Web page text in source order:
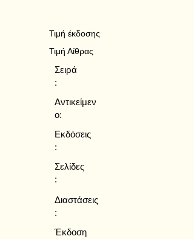
Τιμή έκδοσης
Τιμή Αίθρας
Σειρά
:
Αντικείμεν
ο:
Εκδόσεις
:
Σελίδες
:
Διαστάσεις
:
Έκδοση